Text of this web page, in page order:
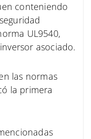
conteniendo
UL9540,
asociado.
las normas
la primera